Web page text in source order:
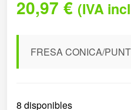
20,97 € (IVA
FRESA CONICA/
8 disponibles